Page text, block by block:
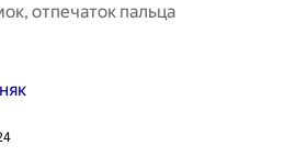
отпечаток пальца